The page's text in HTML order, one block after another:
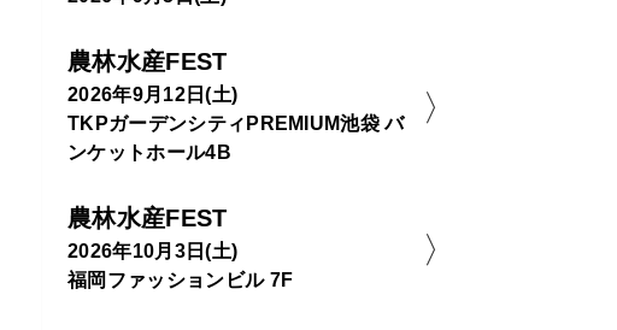
農林水産FEST
2026年9月12日(土)
TKPガーデンシティPREMIUM池袋 バ
ンケットホール4B
農林水産FEST
2026年10月3日(土)
福岡ファッションビル 7F